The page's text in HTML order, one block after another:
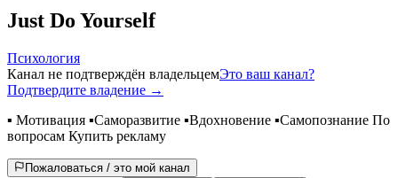
Just Do Yourself
Психология
Канал не подтверждён владельцемЭто ваш канал?
Подтвердите владение →
▪️ Мотивация ▪️Саморазвитие ▪️Вдохновение ▪️Самопознание По
вопросам Купить рекламу
Пожаловаться / это мой канал